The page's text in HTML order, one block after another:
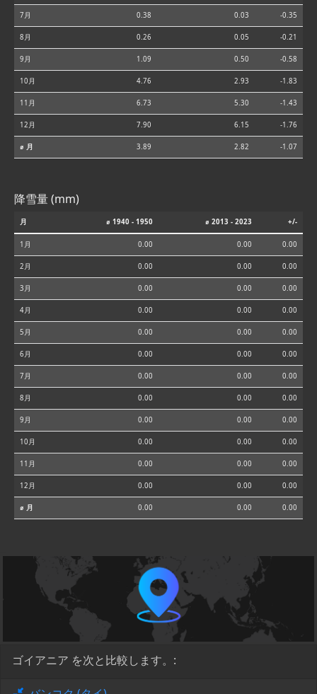
7月 0.38 0.03 -0.35
8月 0.26 0.05 -0.21
9月 1.09 0.50 -0.58
10月 4.76 2.93 -1.83
11月 6.73 5.30 -1.43
12月 7.90 6.15 -1.76
⌀ 月 3.89 2.82 -1.07
降雪量 (mm)
月 ⌀ 1940 - 1950 ⌀ 2013 - 2023 +/-
1月 0.00 0.00 0.00
2月 0.00 0.00 0.00
3月 0.00 0.00 0.00
4月 0.00 0.00 0.00
5月 0.00 0.00 0.00
6月 0.00 0.00 0.00
7月 0.00 0.00 0.00
8月 0.00 0.00 0.00
9月 0.00 0.00 0.00
10月 0.00 0.00 0.00
11月 0.00 0.00 0.00
12月 0.00 0.00 0.00
⌀ 月 0.00 0.00 0.00
ゴイアニア を次と比較します。: